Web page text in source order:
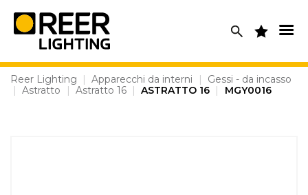
content
Reer Lighting | Apparecchi da interni |
Gessi - da incasso
| Astratto | Astratto 16 | ASTRATTO 16 | MGY0016